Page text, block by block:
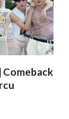
Comeback